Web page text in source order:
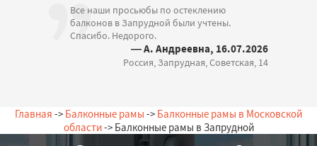
Все наши просьюбы по остеклению
балконов в Запрудной были учтены.
Спасибо. Недорого.
— А. Андреевна, 16.07.2026
Россия, Запрудная, Советская, 14
Главная -> Балконные рамы -> Балконные рамы в Московской
области-> Балконные рамы в Запрудной